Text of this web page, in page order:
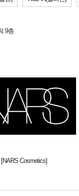
9층
[NARS Cosmetics]